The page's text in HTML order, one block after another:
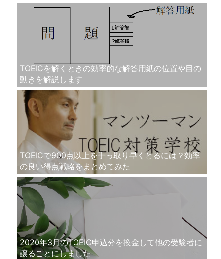
TOEICを解くときの効率的な解答用紙の位置や目の
動きを解説します
TOEICで900点以上を手っ取り早くとるには？効率
の良い得点戦略をまとめてみた
2020年3月のTOEIC申込分を換金して他の受験者に
譲ることにしました